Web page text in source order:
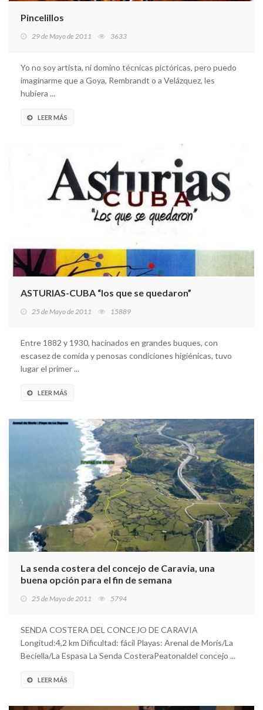
Pincelillos
29 de Mayo de 2011 3633
Yo no soy artista, ni domino técnicas pictóricas, pero puedo
imaginarme que a Goya, Rembrandt o a Velázquez, les
hubiera ...
LEER MÁS
ASTURIAS-CUBA “los que se quedaron”
25 de Mayo de 2011 15889
Entre 1882 y 1930, hacinados en grandes buques, con
escasez de comida y penosas condiciones higiénicas, tuvo
lugar el primer ...
LEER MÁS
La senda costera del concejo de Caravia, una
buena opción para el fin de semana
25 de Mayo de 2011 5794
SENDA COSTERA DEL CONCEJO DE CARAVIA
Longitud:4,2 km Dificultad: fácil Playas: Arenal de Morís/La
Beciella/La Espasa La Senda CosteraPeatonaldel concejo ...
LEER MÁS